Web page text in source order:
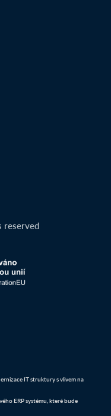
reserved
IT struktury s vlivem na
ERP systému, které bude